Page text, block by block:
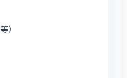
）